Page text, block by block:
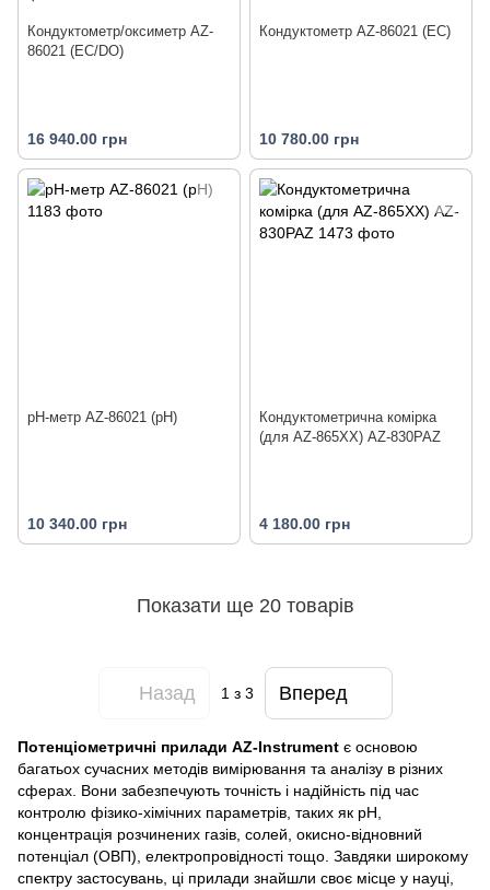
Кондуктометр/оксиметр AZ-
86021 (EC/DO)
16 940.00 грн
Кондуктометр AZ-86021 (EC)
10 780.00 грн
pH-метр AZ-86021 (pH)
10 340.00 грн
Кондуктометрична комірка
(для AZ-865XX) AZ-830PAZ
4 180.00 грн
Показати ще 20 товарів
Назад 1з 3 Вперед
Потенціометричні прилади AZ-Instrument є основою
багатьох сучасних методів вимірювання та аналізу в різних
сферах. Вони забезпечують точність і надійність під час
контролю фізико-хімічних параметрів, таких як pH,
концентрація розчинених газів, солей, окисно-відновний
потенціал (ОВП), електропровідності тощо. Завдяки широкому
спектру застосувань, ці прилади знайшли своє місце у науці,